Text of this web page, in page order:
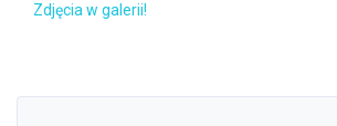
Zdjęcia w galerii!